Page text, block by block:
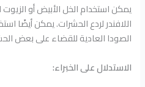
يمكن استخدام الخل الأبيض أو الزيوت
اللافندر لردع الحشرات. يمكن أيضًا
الصودا العادية للقضاء على بعض
الاستدلال على الخبراء: